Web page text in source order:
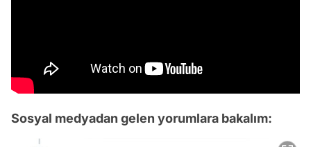
Sosyal medyadan gelen yorumlara bakalım: